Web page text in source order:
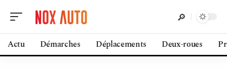
Actu Démarches Déplacements Deux-roues